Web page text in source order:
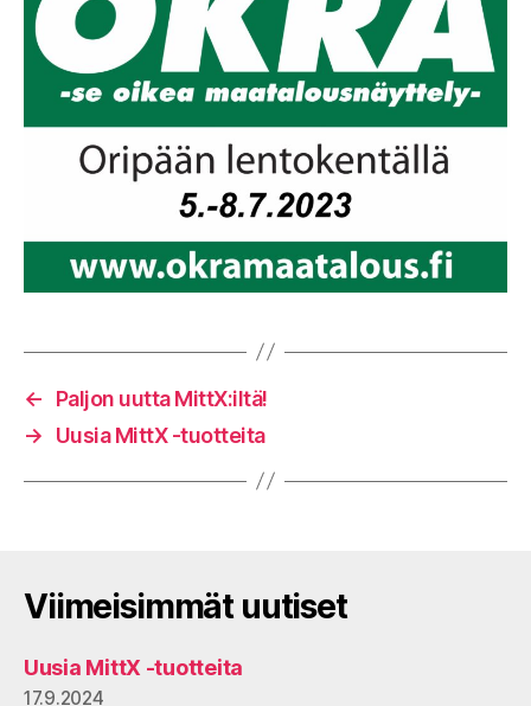
←
Paljon uutta MittX:iltä!
→
Uusia MittX -tuotteita
Viimeisimmät uutiset
Uusia MittX -tuotteita
17.9.2024